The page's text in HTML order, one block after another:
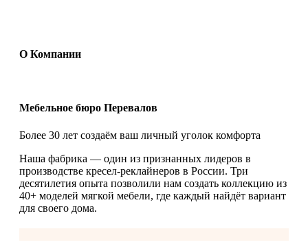
О Компании
Мебельное бюро Перевалов
Более 30 лет создаём ваш личный уголок комфорта
Наша фабрика — один из признанных лидеров в
производстве кресел-реклайнеров в России. Три
десятилетия опыта позволили нам создать коллекцию из
40+ моделей мягкой мебели, где каждый найдёт вариант
для своего дома.